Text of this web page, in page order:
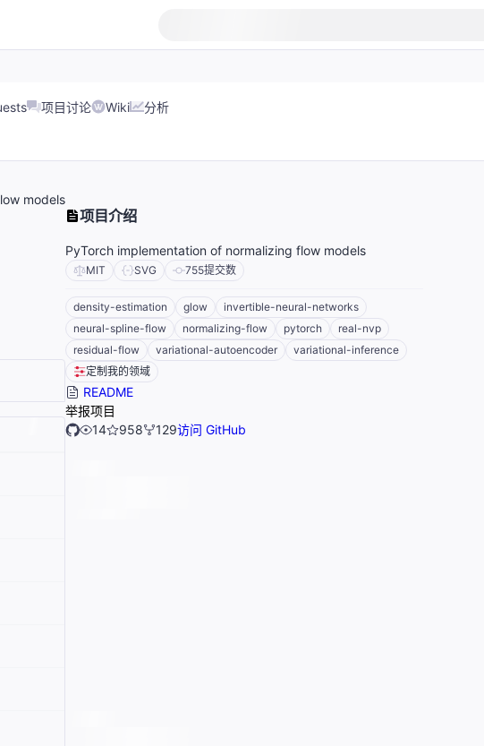
项目讨论 Wiki 分析
models
项目介绍
PyTorch implementation of normalizing flow models
MIT SVG 755提交数
density-estimation glow
invertible-neural-networks
neural-spline-flow
normalizing-flow pytorch
real-nvp
residual-flow
variational-autoencoder
variational-inference
定制我的领域
README
举报项目
14
958 129访问 GitHub